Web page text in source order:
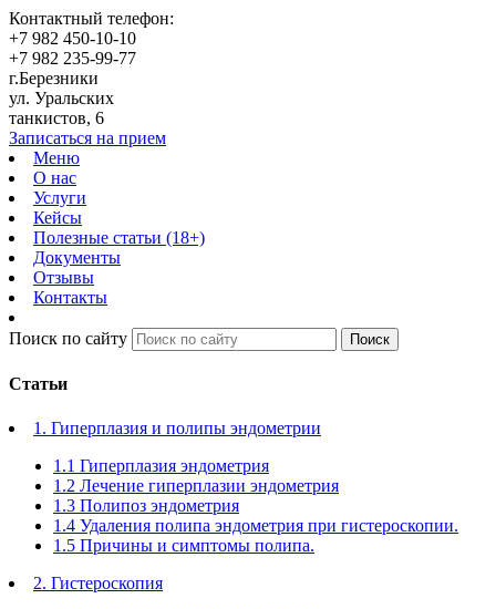
Контактный телефон:
+7 982 450-10-10
+7 982 235-99-77
г.Березники
ул. Уральских
танкистов, 6
Записаться на прием
Меню
О нас
Услуги
Кейсы
Полезные статьи (18+)
Документы
Отзывы
Контакты
Поиск по сайту Поиск
Cтатьи
1. Гиперплазия и полипы эндометрии
1.1 Гиперплазия эндометрия
1.2 Лечение гиперплазии эндометрия
1.3 Полипоз эндометрия
1.4 Удаления полипа эндометрия при гистероскопии.
1.5 Причины и симптомы полипа.
2. Гистероскопия